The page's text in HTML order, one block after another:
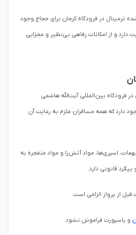
ترمینال در فرودگاه کرمان برای حجاج وجود
دارد و از امکانات رفاهی بی‌نظیر و مجزایی
فرودگاه بین‌المللی آیت‌الله هاشمی
دارد که همه مسافران ملزم به رعایت آن
اسپری‌ها، مواد آتش‌زا و مواد منفجره به
قانونی دارد.
از پرواز الزامی است.
و پاسپورت فراموش نشود.